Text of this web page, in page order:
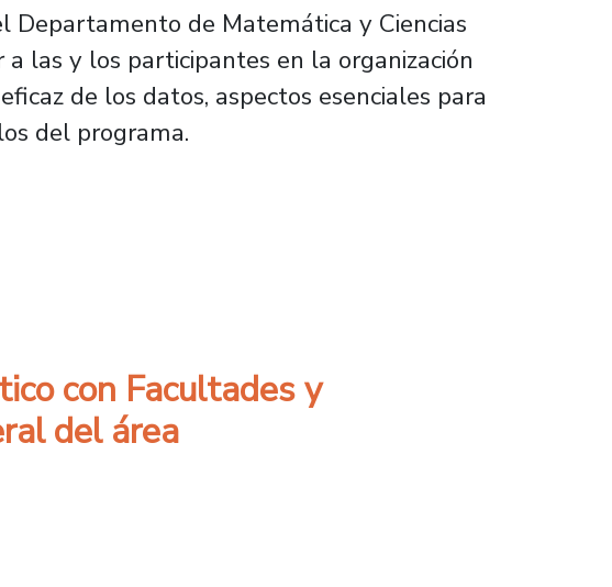
Departamento de Matemática y Ciencias
las y los participantes en la organización
de los datos, aspectos esenciales para
del programa.
en Modelamiento y Análisis de Datos
con Facultades y
del área